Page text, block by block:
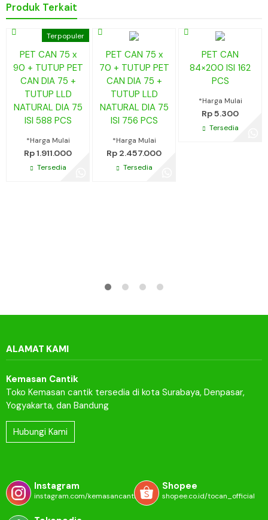
Produk Terkait
Terpopuler
PET CAN 75 x
90 + TUTUP PET
CAN DIA 75 +
TUTUP LLD
NATURAL DIA 75
ISI 588 PCS
*Harga Mulai
Rp 1.911.000
Tersedia
PET CAN 75 x
70 + TUTUP PET
CAN DIA 75 +
TUTUP LLD
NATURAL DIA 75
ISI 756 PCS
*Harga Mulai
Rp 2.457.000
Tersedia
PET CAN
84×200 ISI 162
PCS
*Harga Mulai
Rp 5.300
Tersedia
ALAMAT KAMI
Kemasan Cantik
Toko Kemasan cantik tersedia di kota Surabaya, Denpasar,
Yogyakarta, dan Bandung
Hubungi Kami
Instagram
instagram.com/kemasancantik.id
Shopee
shopee.co.id/tocan_official